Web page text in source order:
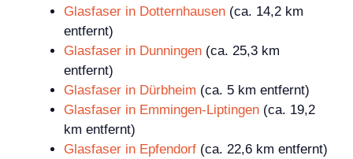
Glasfaser in Dotternhausen (ca. 14,2 km
entfernt)
Glasfaser in Dunningen (ca. 25,3 km
entfernt)
Glasfaser in Dürbheim (ca. 5 km entfernt)
Glasfaser in Emmingen-Liptingen (ca. 19,2
km entfernt)
Glasfaser in Epfendorf (ca. 22,6 km entfernt)